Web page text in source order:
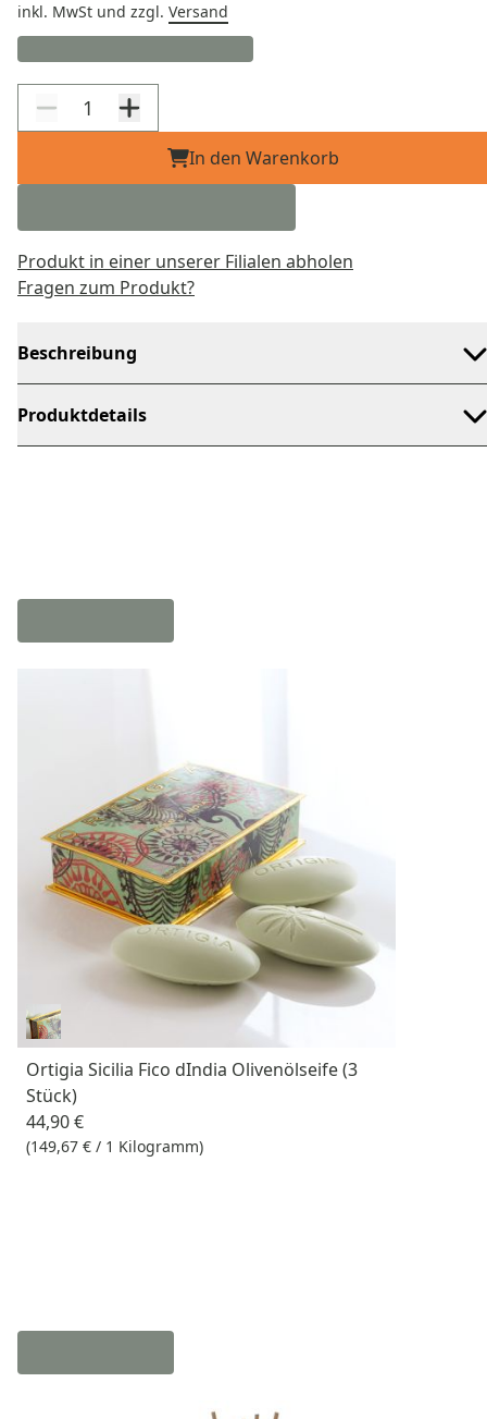
inkl. MwSt und zzgl. Versand
In den Warenkorb
Produkt in einer unserer Filialen abholen
Fragen zum Produkt?
Beschreibung
Produktdetails
Ortigia Sicilia Fico dIndia Olivenölseife (3
Stück)
44,90 €
(149,67 € / 1 Kilogramm)